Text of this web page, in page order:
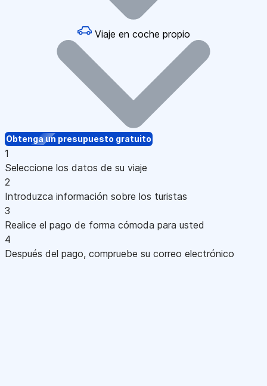
Viaje en coche propio
Obtenga un presupuesto gratuito
1
Seleccione los datos de su viaje
2
Introduzca información sobre los turistas
3
Realice el pago de forma cómoda para usted
4
Después del pago, compruebe su correo electrónico